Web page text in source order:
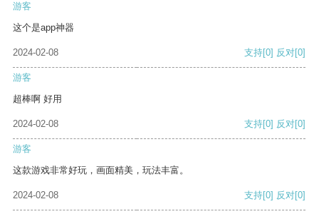
游客
这个是app神器
2024-02-08 支持[0] 反对[0]
游客
超棒啊 好用
2024-02-08 支持[0] 反对[0]
游客
这款游戏非常好玩，画面精美，玩法丰富。
2024-02-08 支持[0] 反对[0]